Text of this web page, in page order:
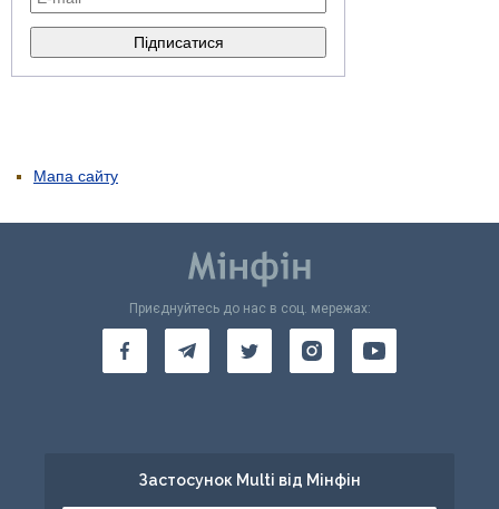
Мапа сайту
Приєднуйтесь до нас в соц. мережах:
Застосунок Multi від Мінфін